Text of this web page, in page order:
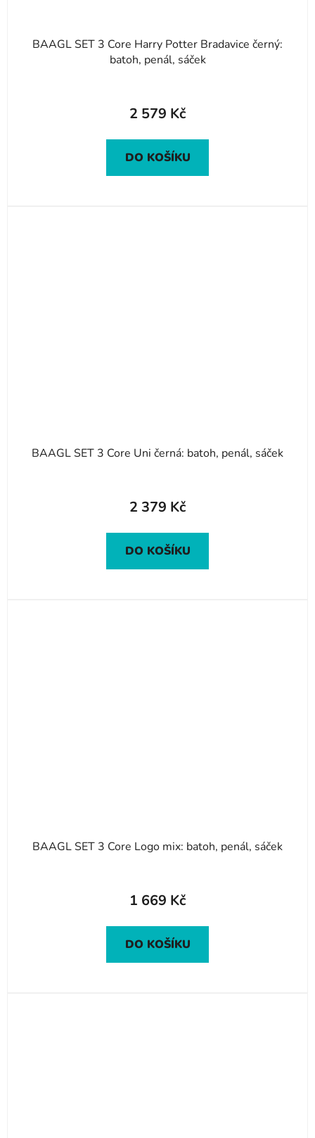
BAAGL SET 3 Core Harry Potter Bradavice černý:
batoh, penál, sáček
2 579 Kč
DO KOŠÍKU
BAAGL SET 3 Core Uni černá: batoh, penál, sáček
2 379 Kč
DO KOŠÍKU
BAAGL SET 3 Core Logo mix: batoh, penál, sáček
1 669 Kč
DO KOŠÍKU